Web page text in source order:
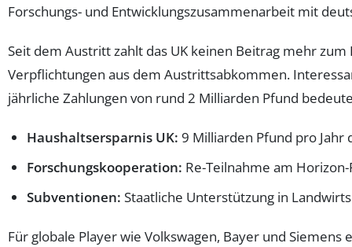
Forschungs- und Entwicklungszusammenarbeit mit
Seit dem Austritt zahlt das UK keinen Beitrag mehr
Verpflichtungen aus dem Austrittsabkommen.
jährliche Zahlungen von rund 2 Milliarden Pfund
Haushaltsersparnis UK: 9 Milliarden Pfund pro Jahr
Forschungskooperation: Re-Teilnahme am
Subventionen: Staatliche Unterstützung in
Für globale Player wie Volkswagen, Bayer und